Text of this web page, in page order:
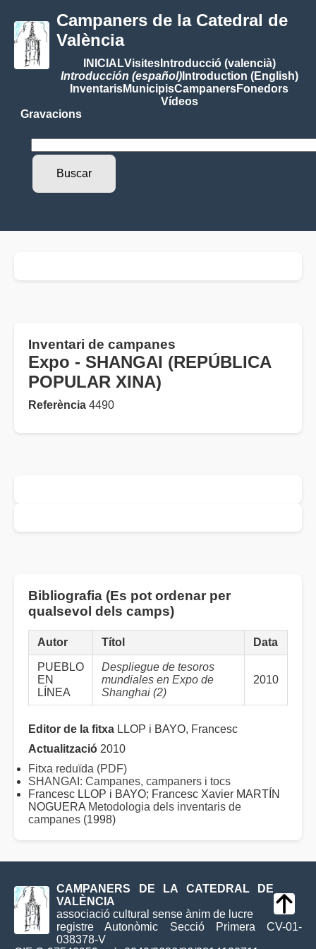
Campaners de la Catedral de
València
INICIALVisitesIntroducció (valencià)
Introducción (español)Introduction (English)
InventarisMunicipisCampanersFonedors
Vídeos
Gravacions
Inventari de campanes
Expo - SHANGAI (REPÚBLICA
POPULAR XINA)
Referència 4490
Bibliografia (Es pot ordenar per
qualsevol dels camps)
Autor Títol Data
PUEBLO
EN
LÍNEA
Despliegue de tesoros
mundiales en Expo de
Shanghai (2)
2010
Editor de la fitxa LLOP i BAYO, Francesc
Actualització 2010
Fitxa reduïda (PDF)
SHANGAI: Campanes, campaners i tocs
Francesc LLOP i BAYO; Francesc Xavier MARTÍN
NOGUERA Metodologia dels inventaris de
campanes (1998)
CAMPANERS DE LA CATEDRAL DE
VALÈNCIA
associació cultural sense ànim de lucre
registre Autonòmic Secció Primera CV-01-
038378-V